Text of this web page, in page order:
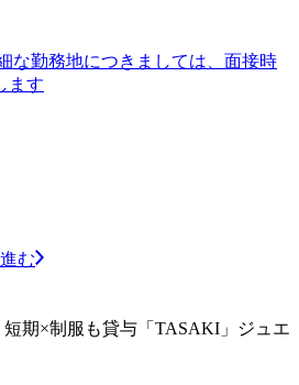
な勤務地につきましては、面接時
ます
む
短期×制服も貸与「TASAKI」ジュエ